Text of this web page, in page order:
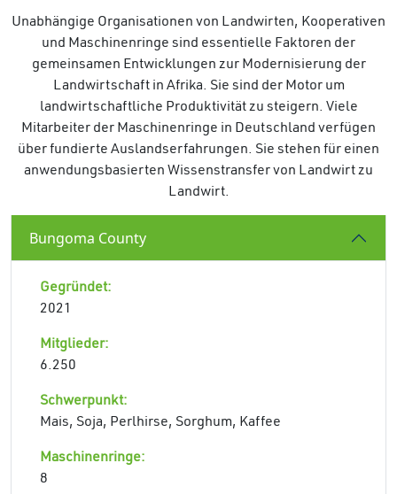
Unabhängige Organisationen von Landwirten, Kooperativen
und Maschinenringe sind essentielle Faktoren der
gemeinsamen Entwicklungen zur Modernisierung der
Landwirtschaft in Afrika. Sie sind der Motor um
landwirtschaftliche Produktivität zu steigern. Viele
Mitarbeiter der Maschinenringe in Deutschland verfügen
über fundierte Auslandserfahrungen. Sie stehen für einen
anwendungsbasierten Wissenstransfer von Landwirt zu
Landwirt.
Bungoma County
Gegründet:
2021
Mitglieder:
6.250
Schwerpunkt:
Mais, Soja, Perlhirse, Sorghum, Kaffee
Maschinenringe:
8